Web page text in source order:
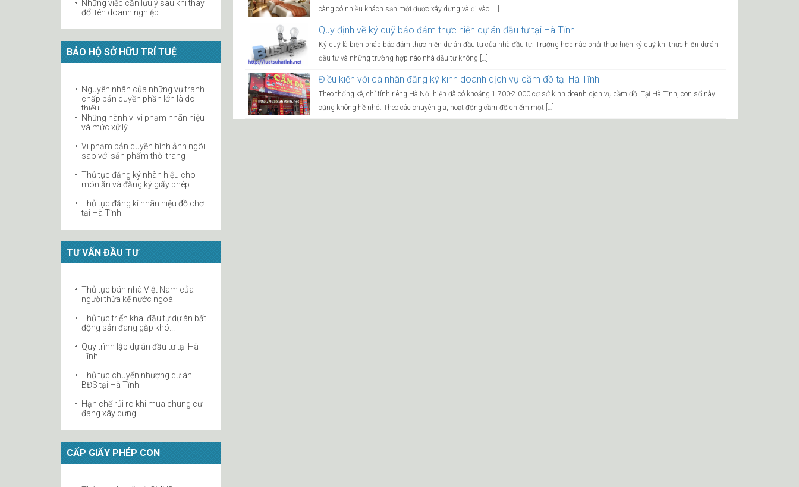
đổi tên doanh nghiệp
Giải thể công ty TNHH tại Hà Tĩnh
công ty cổ phần
Chấm dứt tư cách thành viên công
ty hợp danh
2019 tại Hà Tĩnh
BẢO HỘ SỞ HỮU TRÍ TUỆ
chấp bản quyền phần lớn là do
thiếu...
Những hành vi vi phạm nhãn hiệu
và mức xử lý
sao với sản phẩm thời trang
món ăn và đăng ký giấy phép...
tại Hà Tĩnh
thác quyền...
Sở hữu trí tuệ trong EVFTA
tại Hà Tĩnh
hội cho chỉ dẫn địa lý Việt...
việc góp ý dự thảo Luật thư...
TƯ VẤN ĐẦU TƯ
người thừa kế nước ngoài
động sản đang gặp khó...
Tĩnh
BĐS tại Hà Tĩnh
đang xây dựng
Quy định của Pháp luật về nhà ở
xã hội
CẤP GIẤY PHÉP CON
càng có nhiều khách sạn mới được xây dựng và đi vào […]
Quy định về ký quỹ bảo đảm thực hiện dự án đầu tư tại Hà Tĩnh
Ký quỹ là biện pháp bảo đảm thực hiện dự án đầu tư của nhà đầu tư. Trường hợp nào phải thực hiện ký quỹ khi thực hiện dự án
đầu tư và những trường hợp nào nhà đầu tư không […]
Điều kiện với cá nhân đăng ký kinh doanh dịch vụ cầm đồ tại Hà Tĩnh
Theo thống kê, chỉ tính riêng Hà Nội hiện đã có khoảng 1.700-2.000 cơ sở kinh doanh dịch vụ cầm đồ. Tại Hà Tĩnh, con số này
cũng không hề nhỏ. Theo các chuyên gia, hoạt động cầm đồ chiếm một […]